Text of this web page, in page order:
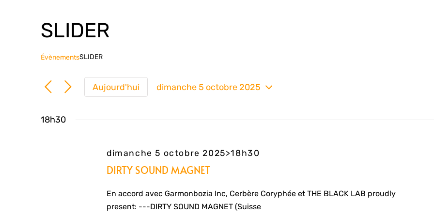
SLIDER
ÉvènementsSLIDER
Aujourd'hui dimanche 5 octobre 2025
18h30
dimanche 5 octobre 2025>18h30
DIRTY SOUND MAGNET
En accord avec Garmonbozia Inc, Cerbère Coryphée et THE BLACK LAB proudly
present: ---DIRTY SOUND MAGNET (Suisse